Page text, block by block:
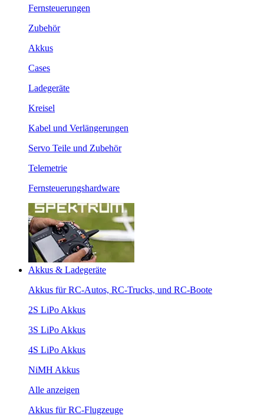
Fernsteuerungen
Zubehör
Akkus
Cases
Ladegeräte
Kreisel
Kabel und Verlängerungen
Servo Teile und Zubehör
Telemetrie
Fernsteuerungshardware
Akkus & Ladegeräte
Akkus für RC-Autos, RC-Trucks, und RC-Boote
2S LiPo Akkus
3S LiPo Akkus
4S LiPo Akkus
NiMH Akkus
Alle anzeigen
Akkus für RC-Flugzeuge